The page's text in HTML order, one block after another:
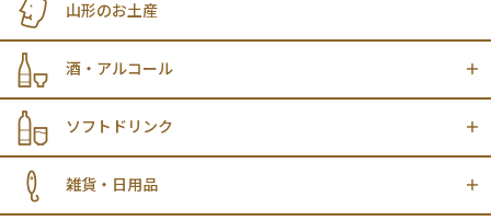
山形のお土産
酒・アルコール
ソフトドリンク
雑貨・日用品